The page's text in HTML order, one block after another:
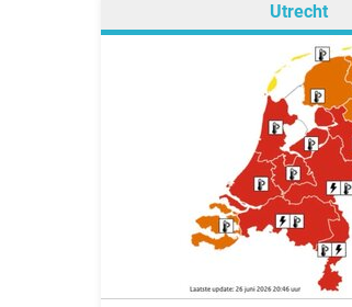
Utrecht